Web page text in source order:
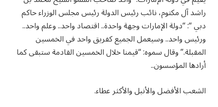
راشد آل مكتوم، نائب رئيس الدولة رئيس مجلس الوزراء حاكم
دبي “: “دولة الإمارات وجهة واحدة.. اقتصاد واحد.. وعلم واحد..
ورئيس واحد.. وسيعمل الجميع كفريق واحد في الخمسين
المقبلة.” وقال سموه: “قيمنا خلال الخمسين القادمة ستبقى كما
أرادها المؤسسون..
الشعب الأفضل والأنبل والأكثر عطاء.